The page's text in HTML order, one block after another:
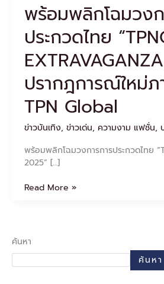
พร้อมพลิกโฉมวงก
ประกวดไทย
ปรากฎการณ์ใหม่
TPN Global
ข่าวบันเทิง, ข่าวเด่น, ความงาม แฟชั่น,
พร้อมพลิกโฉมวงการการประกวดไทย
2025” […]
ภาย
ใต้
สังกัด
TPN
Global
Read More »
ค้นหา
ค้นหา